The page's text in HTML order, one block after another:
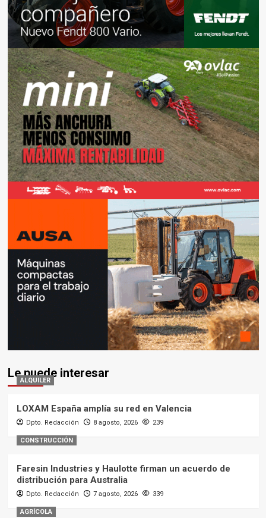
Le puede interesar
ALQUILER
LOXAM España amplía su red en Valencia
Dpto. Redacción 8 agosto, 2026 239
CONSTRUCCIÓN
Faresin Industries y Haulotte firman un acuerdo de
distribución para Australia
Dpto. Redacción 7 agosto, 2026 339
AGRÍCOLA